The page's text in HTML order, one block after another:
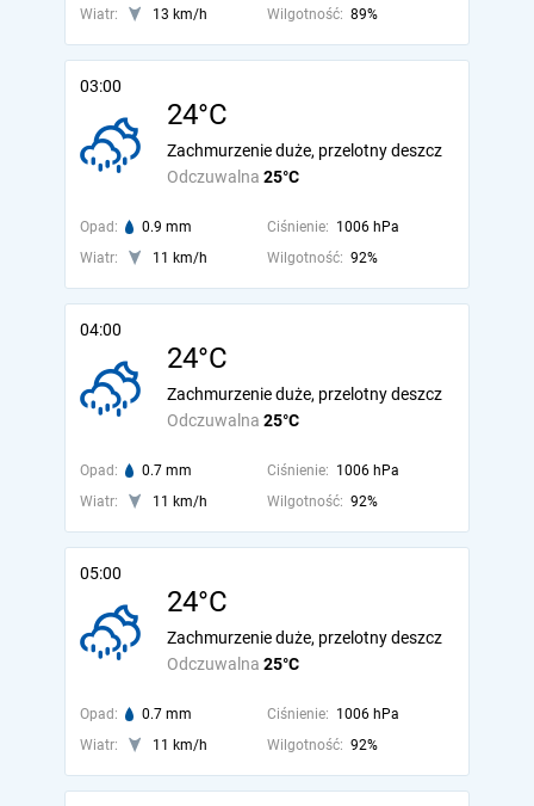
Wiatr:
13 km/h Wilgotność: 89%
03:00
24°C
Odczuwalna 25°C
Zachmurzenie duże, przelotny deszcz
Opad: 0.9 mm Ciśnienie: 1006 hPa
Wiatr:
11 km/h Wilgotność: 92%
04:00
24°C
Odczuwalna 25°C
Zachmurzenie duże, przelotny deszcz
Opad: 0.7 mm Ciśnienie: 1006 hPa
Wiatr:
11 km/h Wilgotność: 92%
05:00
24°C
Odczuwalna 25°C
Zachmurzenie duże, przelotny deszcz
Opad: 0.7 mm Ciśnienie: 1006 hPa
Wiatr:
11 km/h Wilgotność: 92%